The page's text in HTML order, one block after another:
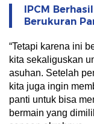
IPCM
Berukuran
“Tetapi karena ini
kita sekaliguskan
asuhan. Setelah
kita juga ingin
panti untuk bisa
bermain yang